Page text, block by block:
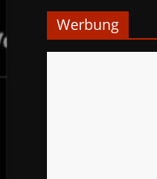
Werbung